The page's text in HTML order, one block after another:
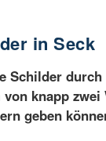
in Seck
Schilder
knapp
geben